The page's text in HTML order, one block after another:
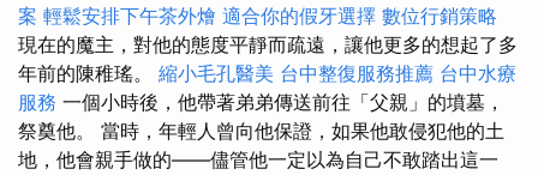
案 輕鬆安排下午茶外燴 適合你的假牙選擇 數位行銷策略
現在的魔主，對他的態度平靜而疏遠，讓他更多的想起了多
年前的陳稚瑤。 縮小毛孔醫美 台中整復服務推薦 台中水療
服務 一個小時後，他帶著弟弟傳送前往「父親」的墳墓，
祭奠他。 當時，年輕人曾向他保證，如果他敢侵犯他的土
地，他會親手做的——儘管他一定以為自己不敢踏出這一